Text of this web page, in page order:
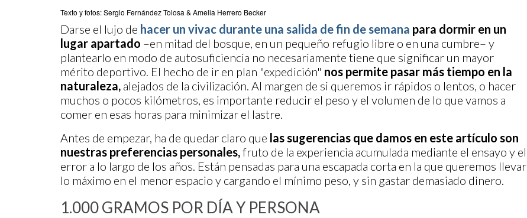
Texto y fotos: Sergio Fernández Tolosa & Amelia Herrero Becker
Darse el lujo de hacer un vivac durante una salida de fin de semana para dormir en un
lugar apartado –en mitad del bosque, en un pequeño refugio libre o en una cumbre– y
plantearlo en modo de autosuficiencia no necesariamente tiene que significar un mayor
mérito deportivo. El hecho de ir en plan "expedición" nos permite pasar más tiempo en la
naturaleza, alejados de la civilización. Al margen de si queremos ir rápidos o lentos, o hacer
muchos o pocos kilómetros, es importante reducir el peso y el volumen de lo que vamos a
comer en esas horas para minimizar el lastre.
Antes de empezar, ha de quedar claro que las sugerencias que damos en este artículo son
nuestras preferencias personales,fruto de la experiencia acumulada mediante el ensayo y el
error a lo largo de los años. Están pensadas para una escapada corta en la que queremos llevar
lo máximo en el menor espacio y cargando el mínimo peso, y sin gastar demasiado dinero.
1.000 GRAMOS POR DÍA Y PERSONA